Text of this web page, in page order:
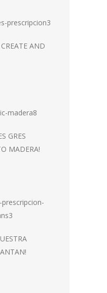
AND
GRES
MADERA!